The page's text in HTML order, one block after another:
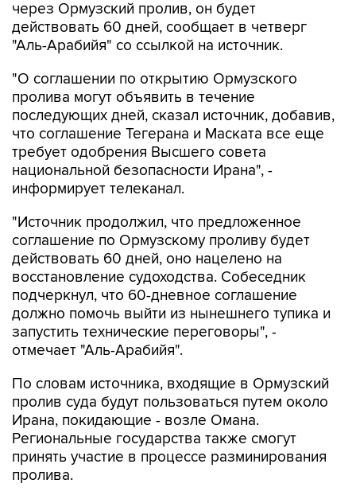
через Ормузский пролив, он будет
действовать 60 дней, сообщает в четверг
"Аль-Арабийя" со ссылкой на источник.
"О соглашении по открытию Ормузского
пролива могут объявить в течение
последующих дней, сказал источник, добавив,
что соглашение Тегерана и Маската все еще
требует одобрения Высшего совета
национальной безопасности Ирана", -
информирует телеканал.
"Источник продолжил, что предложенное
соглашение по Ормузскому проливу будет
действовать 60 дней, оно нацелено на
восстановление судоходства. Собеседник
подчеркнул, что 60-дневное соглашение
должно помочь выйти из нынешнего тупика и
запустить технические переговоры", -
отмечает "Аль-Арабийя".
По словам источника, входящие в Ормузский
пролив суда будут пользоваться путем около
Ирана, покидающие - возле Омана.
Региональные государства также смогут
принять участие в процессе разминирования
пролива.